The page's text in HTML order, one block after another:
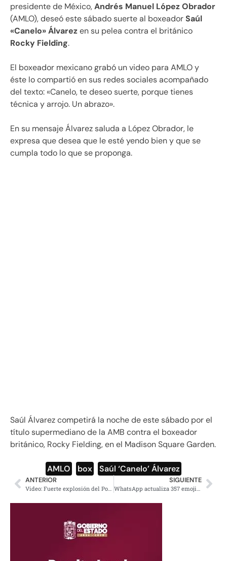
presidente de México,Andrés Manuel López Obrador
(AMLO), deseó este sábado suerte al boxeadorSaúl
«Canelo» Álvarezen su pelea contra el británico
Rocky Fielding.
El boxeador mexicano grabó un video para AMLO y
éste lo compartió en sus redes sociales acompañado
del texto: «Canelo, te deseo suerte, porque tienes
técnica y arrojo. Un abrazo».
En su mensaje Álvarez saluda a López Obrador, le
expresa que desea que le esté yendo bien y que se
cumpla todo lo que se proponga.
Saúl Álvarez competirá la noche de este sábado por el
título supermediano de la AMB contra el boxeador
británico, Rocky Fielding, en el Madison Square Garden.
AMLO box Saúl ‘Canelo’ Álvarez
ANTERIOR SIGUIENTE